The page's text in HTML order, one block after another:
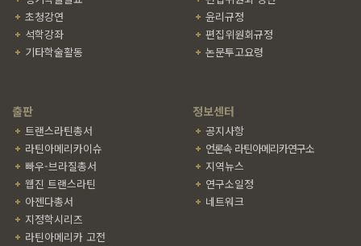
초청강연
석학강좌
기타학술활동
윤리규정
편집위원회규정
논문투고요령
출판
트랜스라틴총서
라틴아메리카이슈
빠우-브라질총서
웹진 트랜스라틴
아젠다총서
지정학시리즈
라틴아메리카 고전
정보센터
공지사항
언론속 라틴아메리카연구소
지역뉴스
연구소일정
네트워크